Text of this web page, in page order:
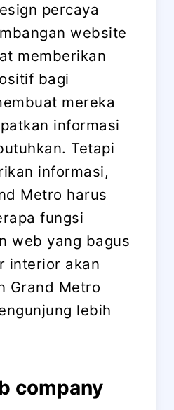
percaya
website
memberikan
bagi
mereka
informasi
Tetapi
informasi,
Metro harus
fungsi
web yang bagus
interior akan
Grand Metro
lebih
company